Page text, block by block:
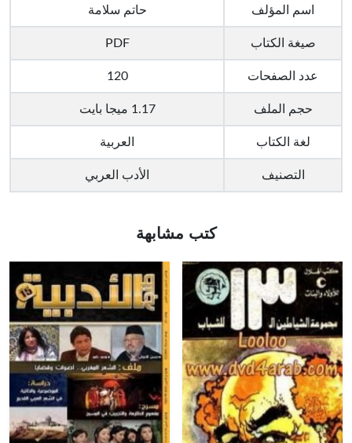
اسم المؤلف حاتم سلامة
صيغة الكتاب PDF
عدد الصفحات 120
حجم الملف 1.17 ميجا بايت
لغة الكتاب العربية
التصنيف الأدب العربي
كتب مشابهة